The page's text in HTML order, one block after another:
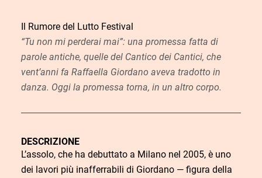
Il Rumore del Lutto Festival
“Tu non mi perderai mai”: una promessa fatta di
parole antiche, quelle del Cantico dei Cantici, che
vent’anni fa Raffaella Giordano aveva tradotto in
danza. Oggi la promessa torna, in un altro corpo.
DESCRIZIONE
L’assolo, che ha debuttato a Milano nel 2005, è uno
dei lavori più inafferrabili di Giordano — figura della